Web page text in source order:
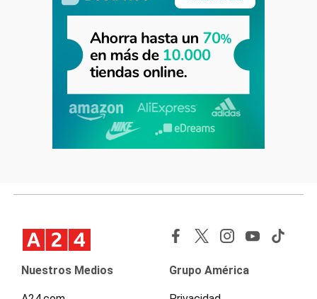
Nuestros Medios Grupo América